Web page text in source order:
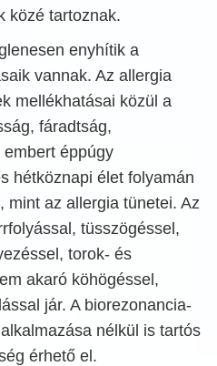
közé tartoznak.
enyhítik a
vannak. Az allergia
mellékhatásai közül a
fáradtság,
éppúgy
hétköznapi élet folyamán
mint az allergia tünetei. Az
tüsszögéssel,
torok- és
akaró köhögéssel,
jár. A biorezonancia-
nélkül is tartós
érhető el.